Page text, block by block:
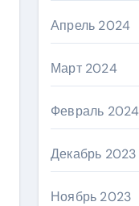
Апрель 2024
Март 2024
Февраль 2024
Декабрь 2023
Ноябрь 2023